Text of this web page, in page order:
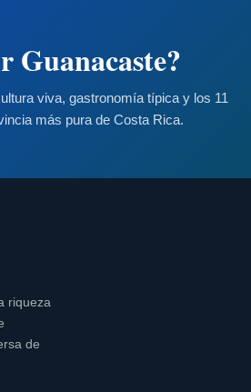
Guanacaste?
viva, gastronomía típica y los 11
más pura de Costa Rica.
riqueza
de